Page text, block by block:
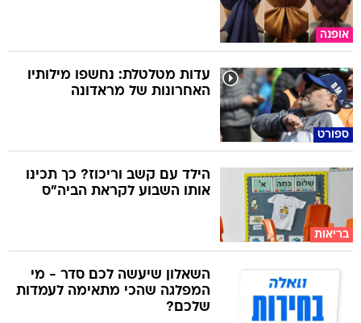
אופנה
ספורט
עדות מטלטלת: נחשפו מילותיו
האחרונות של מראדונה
בריאות
הילד עם קשב וריכוז? כך תכינו
אותו השבוע לקראת הביה"ס
השאלון שיעשה לכם סדר - מי
המפלגה שהכי מתאימה לעמדות
שלכם?